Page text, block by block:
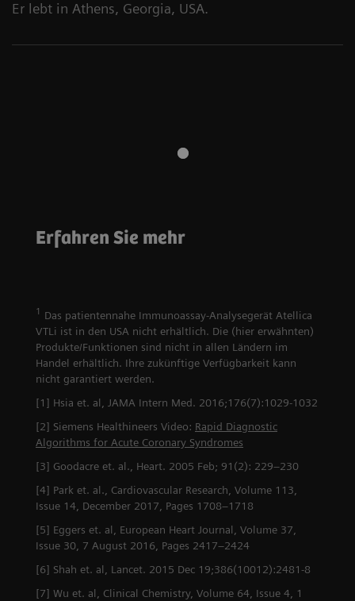
Er lebt in Athens, Georgia, USA.
Erfahren Sie mehr
Lungenkrebs
1 Das patientennahe Immunoassay-Analysegerät Atellica
VTLi ist in den USA nicht erhältlich. Die (hier erwähnten)
Produkte/Funktionen sind nicht in allen Ländern im
Handel erhältlich. Ihre zukünftige Verfügbarkeit kann
nicht garantiert werden.
[1] Hsia et. al, JAMA Intern Med. 2016;176(7):1029-1032
[2] Siemens Healthineers Video: Rapid Diagnostic
Algorithms for Acute Coronary Syndromes
[3] Goodacre et. al., Heart. 2005 Feb; 91(2): 229–230
[4] Park et. al., Cardiovascular Research, Volume 113,
Issue 14, December 2017, Pages 1708–1718
[5] Eggers et. al, European Heart Journal, Volume 37,
Issue 30, 7 August 2016, Pages 2417–2424
[6] Shah et. al, Lancet. 2015 Dec 19;386(10012):2481-8
[7] Wu et. al, Clinical Chemistry, Volume 64, Issue 4, 1